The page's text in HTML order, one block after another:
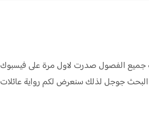
جميع الفصول صدرت لاول مرة على فيسبوك
البحث جوجل لذلك سنعرض لكم رواية عائلات